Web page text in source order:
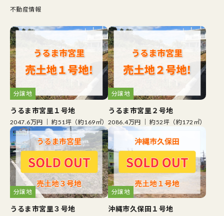
不動産情報
分譲地
うるま市宮里１号地
2047.6万円 ｜ 約51坪（約169㎡）
分譲地
うるま市宮里２号地
2086.4万円 ｜ 約52坪（約172㎡）
分譲地
うるま市宮里３号地
分譲地
沖縄市久保田１号地